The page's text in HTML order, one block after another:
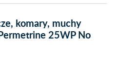
komary, muchy
25WP No